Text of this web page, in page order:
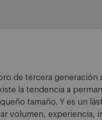
de tercera
la tendencia a
tamaño. Y es un
volumen, experiencia,